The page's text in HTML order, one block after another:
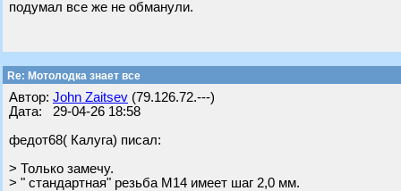
подумал все же не обманули.
Re: Мотолодка знает все
Автор: John Zaitsev (79.126.72.---)
Дата: 29-04-26 18:58
федот68( Калуга) писал:
> Только замечу.
> " стандартная" резьба М14 имеет шаг 2,0 мм.